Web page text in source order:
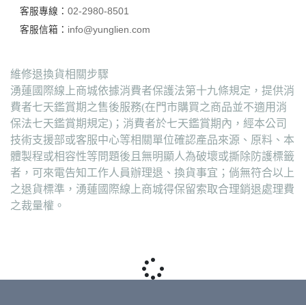
客服專線： 02-2980-8501
客服信箱： info@yunglien.com
維修退換貨相關步驟
湧蓮國際線上商城依據消費者保護法第十九條規定，提供消
費者七天鑑賞期之售後服務(在門市購買之商品並不適用消
保法七天鑑賞期規定)；消費者於七天鑑賞期內，經本公司
技術支援部或客服中心等相關單位確認產品來源、原料、本
體製程或相容性等問題後且無明顯人為破壞或撕除防護標籤
者，可來電告知工作人員辦理退、換貨事宜；倘無符合以上
之退貨標準，湧蓮國際線上商城得保留索取合理銷退處理費
之裁量權。